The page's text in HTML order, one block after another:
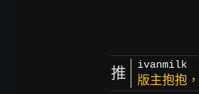
推 ivanmilk
版主抱抱